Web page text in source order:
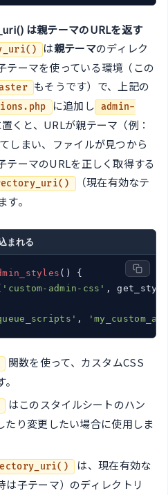
は親テーマのURLを返す
は親テーマのディレク
テーマを使っている環境（この
もそうです）で、上記の
に追加し
admin-
くと、URLが親テーマ（例：
しまい、ファイルが見つから
テーマのURLを正しく取得する
（現在有効なテ
。
まれる
() {
'custom-admin-css' ,
,
関数を使って、カスタムCSS
はこのスタイルシートのハン
たり変更したい場合に使用しま
は、現在有効な
は子テーマ）のディレクトリ